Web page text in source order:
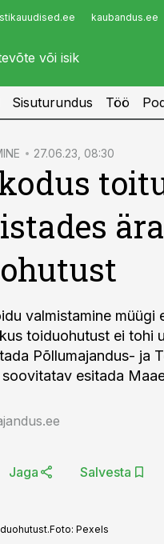
kaubandus.ee
Infopank
Sisuturundus Töö
27.06.23, 08:30
valmistamine müügi
toiduohutust ei tohi
Põllumajandus- ja
esitada
Jaga Salvesta
Foto: Pexels